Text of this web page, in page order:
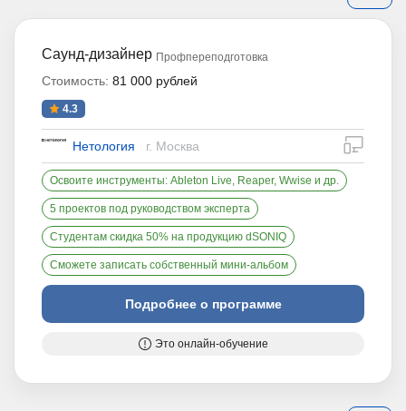
Cаунд-дизайнер Профпереподготовка
Стоимость: 81 000 рублей
4.3
Нетология г. Москва
Освоите инструменты: Ableton Live, Reaper, Wwise и др.
5 проектов под руководством эксперта
Студентам скидка 50% на продукцию dSONIQ
Сможете записать собственный мини-альбом
Подробнее о программе
Это онлайн-обучение